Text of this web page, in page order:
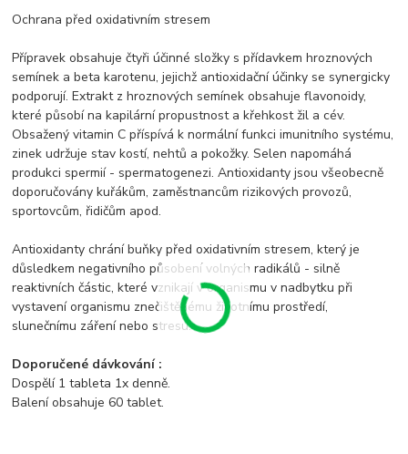
Ochrana před oxidativním stresem
Přípravek obsahuje čtyři účinné složky s přídavkem hroznových
semínek a beta karotenu, jejichž antioxidační účinky se synergicky
podporují. Extrakt z hroznových semínek obsahuje flavonoidy,
které působí na kapilární propustnost a křehkost žil a cév.
Obsažený vitamin C příspívá k normální funkci imunitního systému,
zinek udržuje stav kostí, nehtů a pokožky. Selen napomáhá
produkci spermií - spermatogenezi. Antioxidanty jsou všeobecně
doporučovány kuřákům, zaměstnancům rizikových provozů,
sportovcům, řidičům apod.
Antioxidanty chrání buňky před oxidativním stresem, který je
důsledkem negativního působení volných radikálů - silně
reaktivních částic, které vznikají v organismu v nadbytku při
vystavení organismu znečištěnému životnímu prostředí,
slunečnímu záření nebo stresu.
Doporučené dávkování :
Dospělí 1 tableta 1x denně.
Balení obsahuje 60 tablet.